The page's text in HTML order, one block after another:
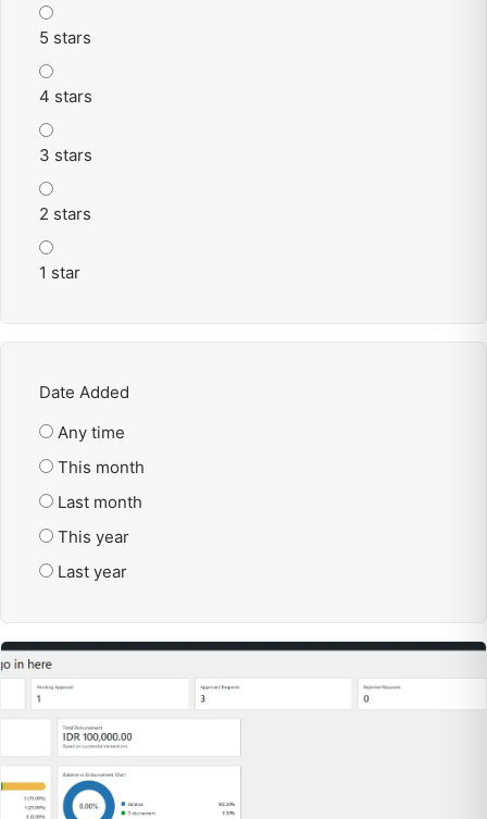
5 stars
4 stars
3 stars
2 stars
1 star
Date Added
Any time
This month
Last month
This year
Last year